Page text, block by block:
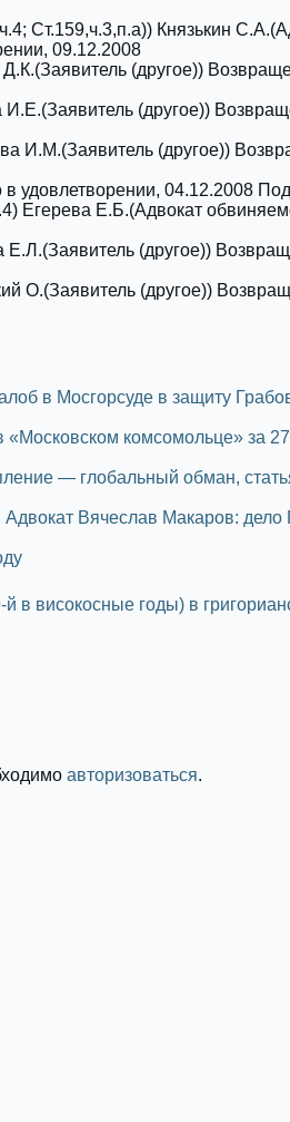
Cт.159,ч.3,п.а)) Князькин
09.12.2008
(другое))
(другое))
И.М.(Заявитель (другое))
в удовлетворении, 04.12.2008
Егерева Е.Б.(Адвокат
(другое))
О.(Заявитель (другое))
в Мосгорсуде в защиту
комсомольце» за
— глобальный обман,
Вячеслав Макаров: дело
в високосные годы) в
авторизоваться.